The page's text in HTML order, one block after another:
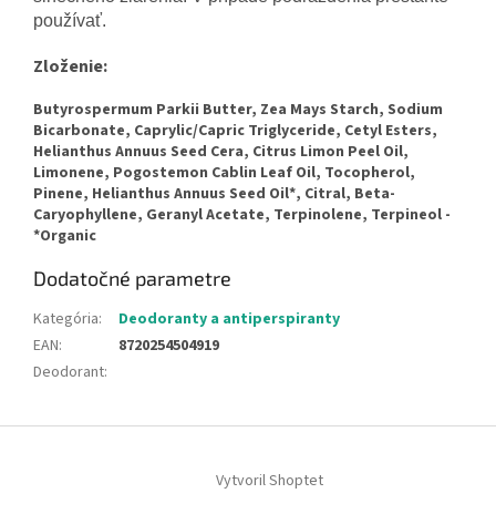
používať.
Zloženie:
Butyrospermum Parkii Butter, Zea Mays Starch, Sodium
Bicarbonate, Caprylic/Capric Triglyceride, Cetyl Esters,
Helianthus Annuus Seed Cera, Citrus Limon Peel Oil,
Limonene, Pogostemon Cablin Leaf Oil, Tocopherol,
Pinene, Helianthus Annuus Seed Oil*, Citral, Beta-
Caryophyllene, Geranyl Acetate, Terpinolene, Terpineol -
*Organic
Dodatočné parametre
Kategória:
Deodoranty a antiperspiranty
EAN:
8720254504919
Deodorant:
Vytvoril Shoptet